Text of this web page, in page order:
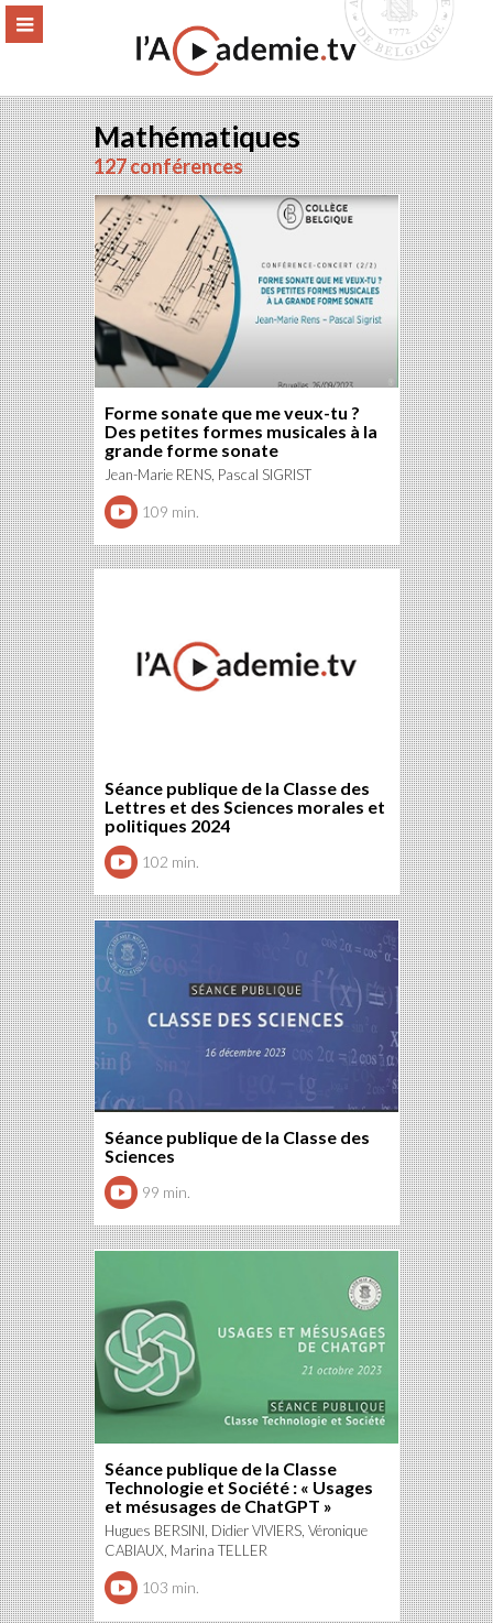
Aller
MENU
Mathématiques
127 conférences
Forme sonate que me veux-tu ?
Des petites formes musicales à la
grande forme sonate
Jean-Marie RENS, Pascal SIGRIST
109 min.
Séance publique de la Classe des
Lettres et des Sciences morales et
politiques 2024
102 min.
Séance publique de la Classe des
Sciences
99 min.
Séance publique de la Classe
Technologie et Société : « Usages
et mésusages de ChatGPT »
Hugues BERSINI, Didier VIVIERS, Véronique
CABIAUX, Marina TELLER
103 min.